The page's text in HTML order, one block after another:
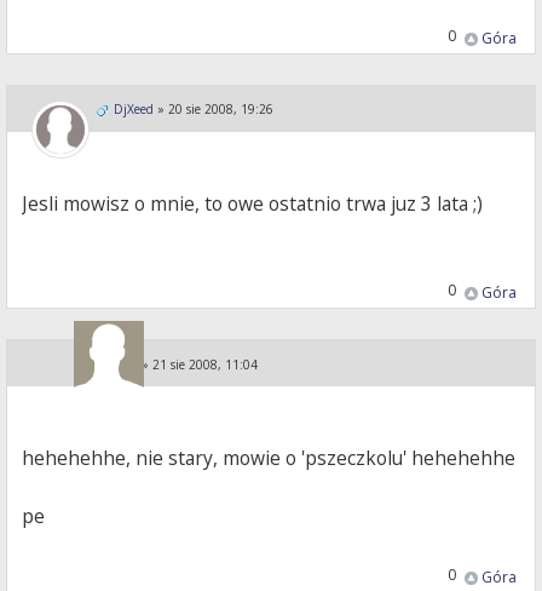
Góra
0
DjXeed » 20 sie 2008, 19:26
Jesli mowisz o mnie, to owe ostatnio trwa juz 3 lata ;)
Góra
0
KA i PE » 21 sie 2008, 11:04
hehehehhe, nie stary, mowie o 'pszeczkolu' hehehehhe
pe
Góra
0